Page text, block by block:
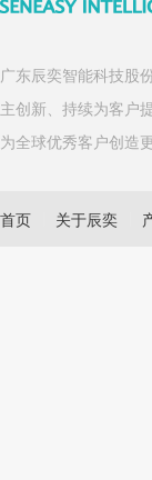
广东辰奕智能科技股
主创新、持续为客户
为全球优秀客户创造
首页 关于辰奕